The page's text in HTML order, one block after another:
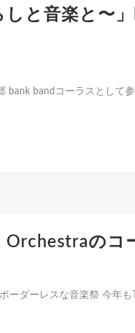
と音楽と〜
bank bandコーラスとして参
のコ
ダーレスな音楽祭 今年